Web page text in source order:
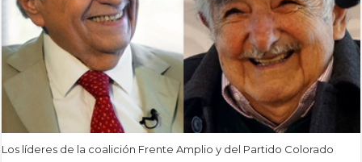
Los líderes de la coalición Frente Amplio y del Partido Colorado